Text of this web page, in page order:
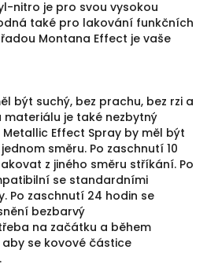
nitro je pro svou vysokou
také pro lakování funkčních
řadou Montana Effect je vaše
být suchý, bez prachu, bez rzi a
materiálu je také nezbytný
Effect Spray by měl být
směru. Po zaschnutí 10
z jiného směru stříkání. Po
se standardními
Po zaschnutí 24 hodin se
bezbarvý
na začátku a během
se kovové částice